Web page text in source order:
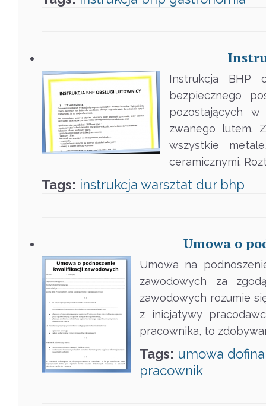
Instrukcja BHP
bezpiecznego
pozostających
zwanego lutem.
wszystkie
ceramicznymi.
Tags: instrukcja warsztat dur bhp
Umowa o
Umowa na
zawodowych za
zawodowych rozumie
z inicjatywy
pracownika, to
Tags: umowa
pracownik